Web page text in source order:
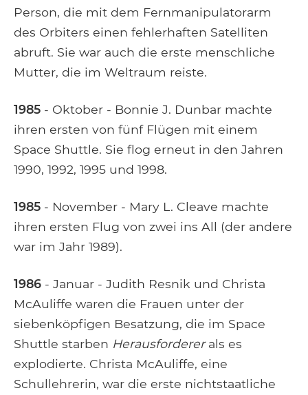
Person, die mit dem Fernmanipulatorarm
des Orbiters einen fehlerhaften Satelliten
abruft. Sie war auch die erste menschliche
Mutter, die im Weltraum reiste.
1985 - Oktober - Bonnie J. Dunbar machte
ihren ersten von fünf Flügen mit einem
Space Shuttle. Sie flog erneut in den Jahren
1990, 1992, 1995 und 1998.
1985 - November - Mary L. Cleave machte
ihren ersten Flug von zwei ins All (der andere
war im Jahr 1989).
1986 - Januar - Judith Resnik und Christa
McAuliffe waren die Frauen unter der
siebenköpfigen Besatzung, die im Space
Shuttle starben Herausfordererals es
explodierte. Christa McAuliffe, eine
Schullehrerin, war die erste nichtstaatliche